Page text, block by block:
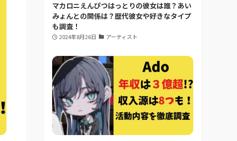
マカロニえんぴつはっとりの彼女は誰？あい
みょんとの関係は？歴代彼女や好きなタイプ
も調査！
2024年8月26日 アーティスト